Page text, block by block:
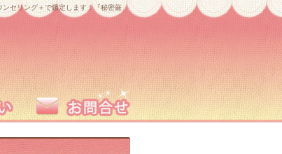
セリング＋で鑑定します！『秘密厳